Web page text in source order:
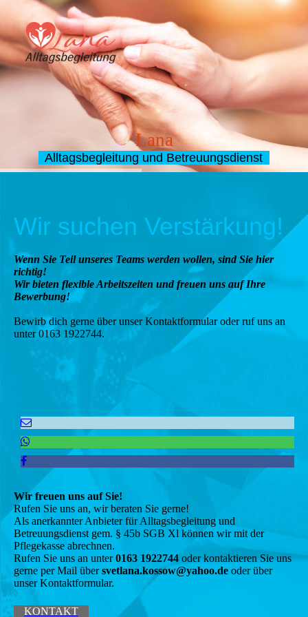
Lana
Alltagsbegleitung und Betreuungsdienst
Wir suchen Verstärkung!
Wenn Sie Teil unseres Teams werden wollen, sind Sie hier
richtig!
Wir bieten flexible Arbeitszeiten und freuen uns auf Ihre
Bewerbung!
Bewirb dich gerne über unser Kontaktformular oder ruf uns an
unter 0163 1922744.
Wir freuen uns auf Sie!
Rufen Sie uns an, wir beraten Sie gerne!
Als anerkannter Anbieter für Alltagsbegleitung und
Betreuungsdienst gem. § 45b SGB Xl können wir mit der
Pflegekasse abrechnen.
Rufen Sie uns an unter0163 1922744 oder kontaktieren Sie uns
gerne per Mail übersvetlana.kossow@yahoo.de oder über
unser Kontaktformular.
KONTAKT